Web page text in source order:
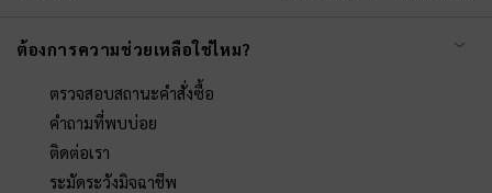
ต้องการความช่วยเหลือใช่ไหม?
ตรวจสอบสถานะคำสั่งซื้อ
คำถามที่พบบ่อย
ติดต่อเรา
ระมัดระวังมิจฉาชีพ